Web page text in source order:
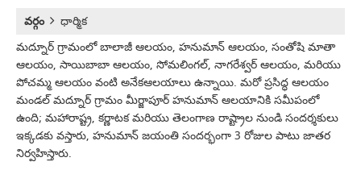
వర్గం
ధార్మిక
మద్నూర్ గ్రామంలో బాలాజీ ఆలయం, హనుమాన్ ఆలయం, సంతోషి మాతా
ఆలయం, సాయిబాబా ఆలయం, సోమలింగల్, నాగరేశ్వర్ ఆలయం, మరియు
పోచమ్మ ఆలయం వంటి అనేకఆలయాలు ఉన్నాయి. మరో ప్రసిద్ధ ఆలయం
మండల్ మద్నూర్ గ్రామం మీర్జాపూర్ హనుమాన్ ఆలయానికి సమీపంలో
ఉంది; మహారాష్ట్ర, కర్ణాటక మరియు తెలంగాణ రాష్ట్రాల నుండి సందర్శకులు
ఇక్కడకు వస్తారు, హనుమాన్ జయంతి సందర్భంగా 3 రోజుల పాటు జాతర
నిర్వహిస్తారు.